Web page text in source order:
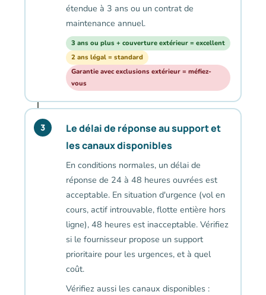
étendue à 3 ans ou un contrat de
maintenance annuel.
3 ans ou plus + couverture extérieur = excellent
2 ans légal = standard
Garantie avec exclusions extérieur = méfiez-
vous
3
Le délai de réponse au support et
les canaux disponibles
En conditions normales, un délai de
réponse de 24 à 48 heures ouvrées est
acceptable. En situation d'urgence (vol en
cours, actif introuvable, flotte entière hors
ligne), 48 heures est inacceptable. Vérifiez
si le fournisseur propose un support
prioritaire pour les urgences, et à quel
coût.
Vérifiez aussi les canaux disponibles :